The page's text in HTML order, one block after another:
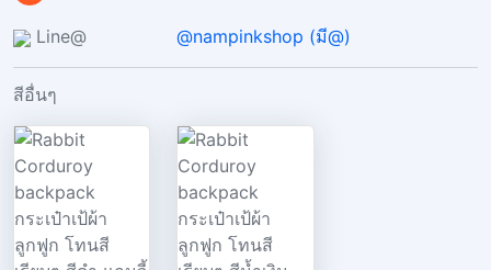
Line@ @nampinkshop (มี@)
สีอื่นๆ